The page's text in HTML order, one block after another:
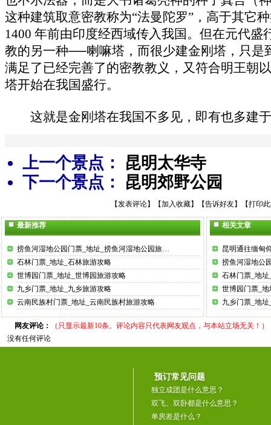
这种建筑取意密教称为“法曼陀罗”，高于其它
1400 年前由印度经西域传入我国。但在元代盛
教的另一种──喇嘛塔，而很少建金刚塔，只是
满足了已经完善了的密教教义，又符合明王朝
塔开始在我国盛行。
这就是金刚塔在我国不多见，即有也多建
上一个景点： 昆明太华寺
下一个景点： 昆明郊野公园
【发表评论】【加入收藏】【告诉好友】【打印
最新推荐
捞鱼河湿地公园门票_地址_捞鱼河湿地公园旅…
石林门票_地址_石林旅游攻略
世博园门票_地址_世博园旅游攻略
九乡门票_地址_九乡旅游攻略
云南民族村门票_地址_云南民族村旅游攻略
相关文章
昆明通往缅甸
捞鱼河湿地公
石林门票_地
世博园门票_
九乡门票_地
网友评论：
（只显示最新10条。评论内容只代表网友观点，与本站立场无关！）
没有任何评论
预订常见问题
独立成团是什么意思？
双飞、双卧都是什么意思？
单房差是什么？